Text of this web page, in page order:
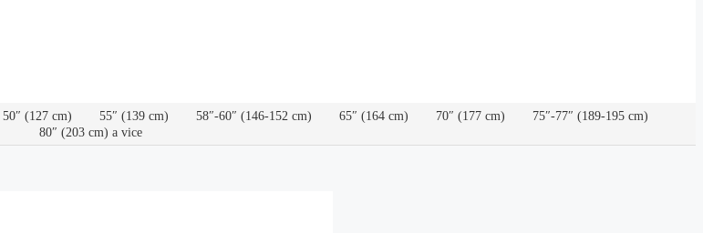
50″ (127 cm) 55″ (139 cm) 58″-60″ (146-152 cm) 65″ (164 cm) 70″ (177 cm)
75″-77″ (189-195 cm)
80″ (203 cm) a vice